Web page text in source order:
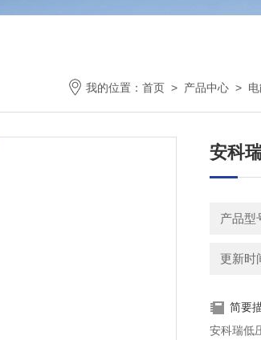
我的位置： 首页 > 产品中心 >
安科
产品型
更新时
简要
安科瑞低